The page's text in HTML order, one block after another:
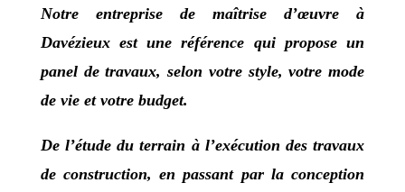
Notre entreprise de maîtrise d’œuvre à
Davézieuxest une référence qui propose un
panel de travaux, selon votre style, votre mode
de vie et votre budget.
De l’étude du terrain à l’exécution des travaux
de construction, en passant par la conception